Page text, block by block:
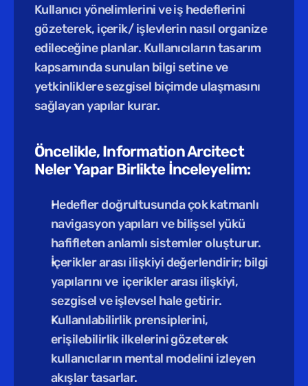
Kullanıcı yönelimlerini ve iş hedeflerini
gözeterek, içerik/ işlevlerin nasıl organize
edileceğine planlar. Kullanıcıların tasarım
kapsamında sunulan bilgi setine ve
yetkinliklere sezgisel biçimde ulaşmasını
sağlayan yapılar kurar.
Öncelikle, Information Arcitect
Neler Yapar Birlikte İnceleyelim:
Hedefler doğrultusunda çok katmanlı
navigasyon yapıları ve bilişsel yükü
hafifleten anlamlı sistemler oluşturur.
İçerikler arası ilişkiyi değerlendirir; bilgi
yapılarını ve  içerikler arası ilişkiyi,
sezgisel ve işlevsel hale getirir.
Kullanılabilirlik prensiplerini,
erişilebilirlik ilkelerini gözeterek
kullanıcıların mental modelini izleyen
akışlar tasarlar.